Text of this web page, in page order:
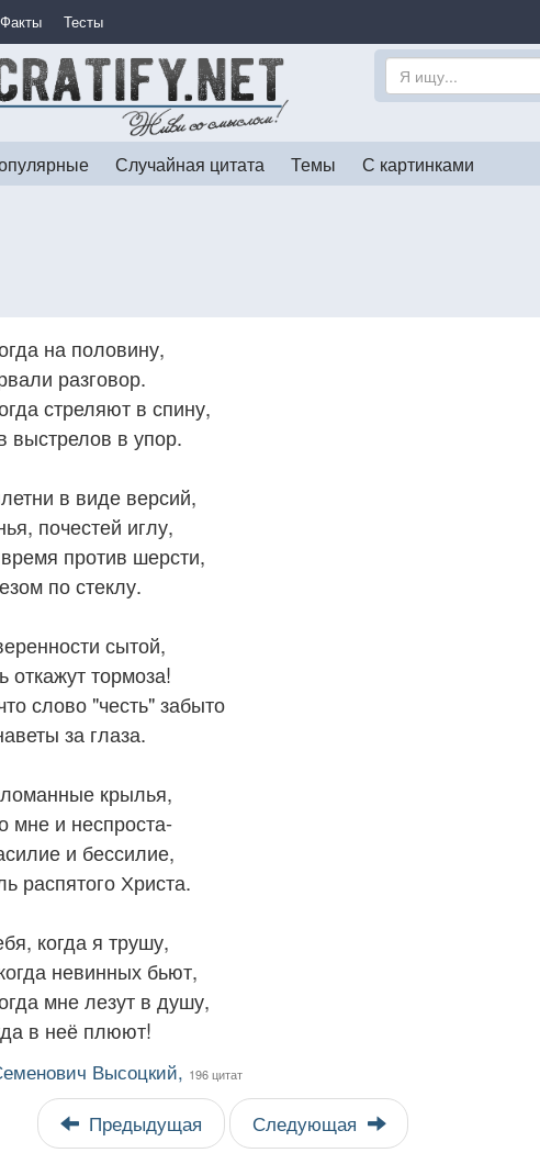
Факты Тесты
Случайная цитата Темы С картинками
на половину,
разговор.
стреляют в спину,
выстрелов в упор.
в виде версий,
почестей иглу,
против шерсти,
по стеклу.
сытой,
откажут тормоза!
слово "честь" забыто
за глаза.
крылья,
мне и неспроста-
и бессилие,
распятого Христа.
когда я трушу,
невинных бьют,
мне лезут в душу,
в неё плюют!
Высоцкий, 196 цитат
Предыдущая Следующая